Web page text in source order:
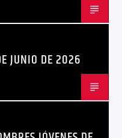
JUNIO DE 2026